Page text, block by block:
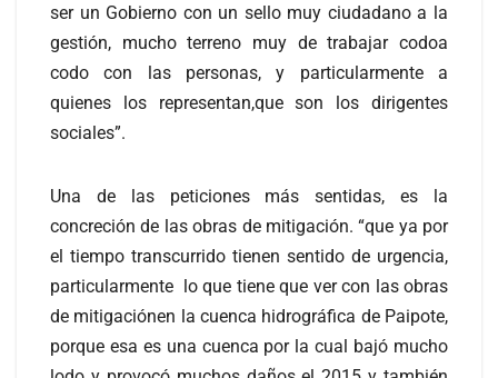
ser un Gobierno con un sello muy ciudadano a la
gestión, mucho terreno muy de trabajar codoa
codo con las personas, y particularmente a
quienes los representan,que son los dirigentes
sociales”.
Una de las peticiones más sentidas, es la
concreción de las obras de mitigación. “que ya por
el tiempo transcurrido tienen sentido de urgencia,
particularmente lo que tiene que ver con las obras
de mitigaciónen la cuenca hidrográfica de Paipote,
porque esa es una cuenca por la cual bajó mucho